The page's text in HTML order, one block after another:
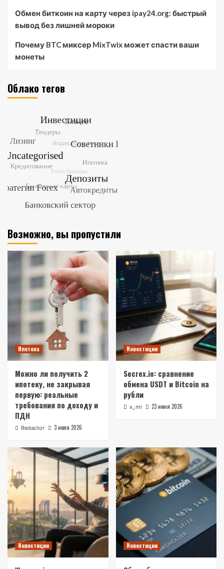
Обмен биткоин на карту через ipay24.org: быстрый
вывод без лишней мороки
Почему BTC миксер MixTwix может спасти ваши
монеты
Облако тегов
Возможно, вы пропустили
Ипотека
Можно ли получить 2
ипотеку, не закрывая
первую: реальные
требования по доходу и
ПДН
Redactor 3 июля 2026
Инвестиции
Secrex.io: сравнение
обмена USDT и Bitcoin на
рубли
x_mi 23 июня 2026
Инвестиции Инвестиции